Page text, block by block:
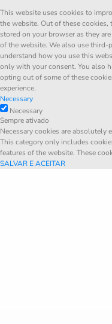
This website uses cookies to
the website. Out of these cookies,
stored on your browser as they
of the website. We also use third-
understand how you use this
only with your consent. You also
opting out of some of these
experience.
Necessary
Necessary
Sempre ativado
Necessary cookies are
This category only includes
features of the website. These
SALVAR E ACEITAR